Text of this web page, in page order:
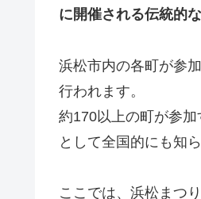
に開催される伝統的な
浜松市内の各町が参
行われます。
約170以上の町が参
として全国的にも知
ここでは、浜松まつ